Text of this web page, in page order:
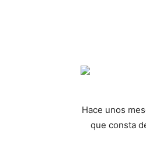
Hace unos
que consta